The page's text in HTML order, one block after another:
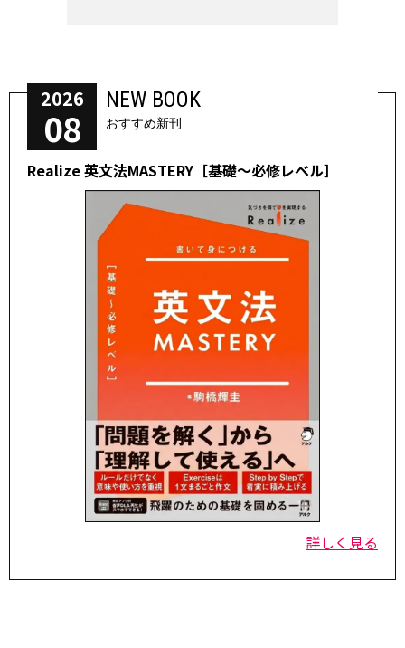
2026
08
NEW BOOK
おすすめ新刊
Realize 英文法MASTERY［基礎～必修レベル］
詳しく見る